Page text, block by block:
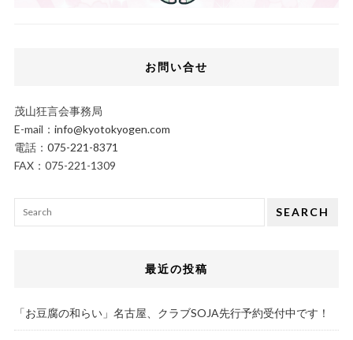
お問い合せ
茂山狂言会事務局
E-mail： info@kyotokyogen.com
電話： 075-221-8371
FAX：075-221-1309
SEARCH
最近の投稿
「お豆腐の和らい」名古屋、クラブSOJA先行予約受付中です！